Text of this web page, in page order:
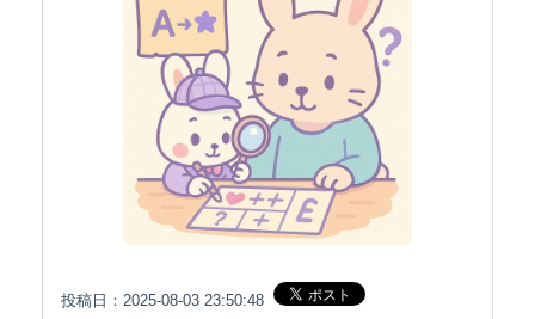
投稿日：2025-08-03 23:50:48